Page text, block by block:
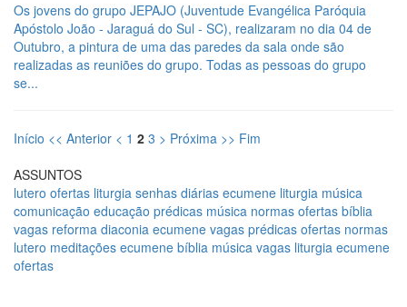
Os jovens do grupo JEPAJO (Juventude Evangélica Paróquia
Apóstolo João - Jaraguá do Sul - SC), realizaram no dia 04 de
Outubro, a pintura de uma das paredes da sala onde são
realizadas as reuniões do grupo. Todas as pessoas do grupo
se...
Início << Anterior < 1 2 3 > Próxima >> Fim
ASSUNTOS
lutero ofertas liturgia senhas diárias ecumene liturgia música
comunicação educação prédicas música normas ofertas bíblia
vagas reforma diaconia ecumene vagas prédicas ofertas normas
lutero meditações ecumene bíblia música vagas liturgia ecumene
ofertas